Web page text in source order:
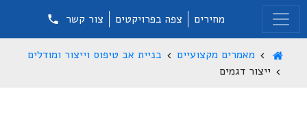
מחירים צפה בפרויקטים צור קשר
מאמרים מקצועיים
בניית אב טיפוס וייצור ומודלים
ייצור דגמים